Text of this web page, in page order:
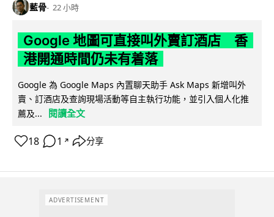
藍骨 22 小時
Google 地圖可直接叫外賣訂酒店 香
港開通時間仍未有着落
Google 為 Google Maps 內置聊天助手 Ask Maps 新增叫外
賣、訂酒店及查詢現場活動等自主執行功能，並引入個人化推
薦及...
閱讀全文
18 1 ↗ 分享
ADVERTISEMENT